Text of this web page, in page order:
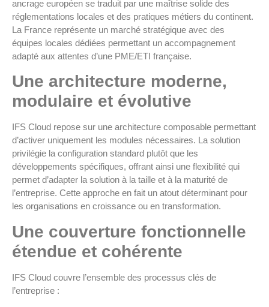
ancrage européen se traduit par une maîtrise solide des
réglementations locales et des pratiques métiers du continent.
La France représente un marché stratégique avec des
équipes locales dédiées permettant un accompagnement
adapté aux attentes d’une PME/ETI française.
Une architecture moderne,
modulaire et évolutive
IFS Cloud repose sur une architecture composable permettant
d’activer uniquement les modules nécessaires. La solution
privilégie la configuration standard plutôt que les
développements spécifiques, offrant ainsi une flexibilité qui
permet d’adapter la solution à la taille et à la maturité de
l’entreprise. Cette approche en fait un atout déterminant pour
les organisations en croissance ou en transformation.
Une couverture fonctionnelle
étendue et cohérente
IFS Cloud couvre l’ensemble des processus clés de
l’entreprise :